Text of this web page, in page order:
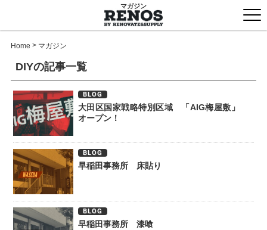
マガジン
Home > マガジン
DIYの記事一覧
BLOG
大田区国家戦略特別区域 「AIG梅屋敷」
オープン！
BLOG
早稲田事務所 床貼り
BLOG
早稲田事務所 漆喰